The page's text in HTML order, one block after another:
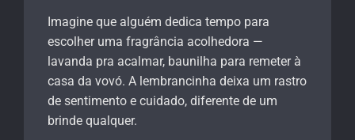
Imagine que alguém dedica tempo para
escolher uma fragrância acolhedora —
lavanda pra acalmar, baunilha para remeter à
casa da vovó. A lembrancinha deixa um rastro
de sentimento e cuidado, diferente de um
brinde qualquer.